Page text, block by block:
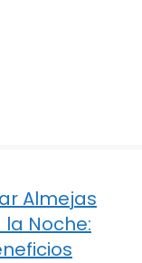
Almejas
Noche: